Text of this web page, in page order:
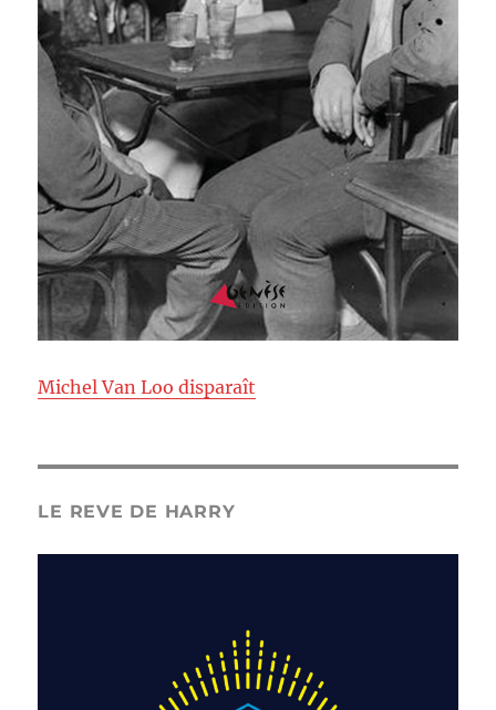
Michel Van Loo disparaît
LE REVE DE HARRY